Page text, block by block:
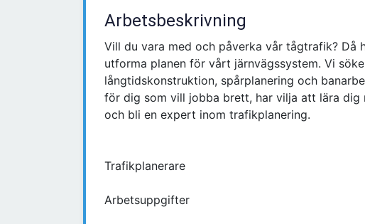
Arbetsbeskrivning
Vill du vara med och påverka vår tågtrafik? Då
utforma planen för vårt järnvägssystem. Vi
långtidskonstruktion, spårplanering och
för dig som vill jobba brett, har vilja att lära
och bli en expert inom trafikplanering.
Trafikplanerare
Arbetsuppgifter